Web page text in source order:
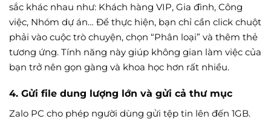
sắc khác nhau như: Khách hàng VIP, Gia đình, Công
việc, Nhóm dự án… Để thực hiện, bạn chỉ cần click chuột
phải vào cuộc trò chuyện, chọn “Phân loại” và thêm thẻ
tương ứng. Tính năng này giúp không gian làm việc của
bạn trở nên gọn gàng và khoa học hơn rất nhiều.
4. Gửi file dung lượng lớn và gửi cả thư mục
Zalo PC cho phép người dùng gửi tệp tin lên đến 1GB.